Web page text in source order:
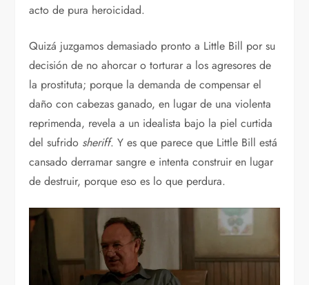
acto de pura heroicidad.
Quizá juzgamos demasiado pronto a Little Bill por su
decisión de no ahorcar o torturar a los agresores de
la prostituta; porque la demanda de compensar el
daño con cabezas ganado, en lugar de una violenta
reprimenda, revela a un idealista bajo la piel curtida
del sufrido sheriff. Y es que parece que Little Bill está
cansado derramar sangre e intenta construir en lugar
de destruir, porque eso es lo que perdura.